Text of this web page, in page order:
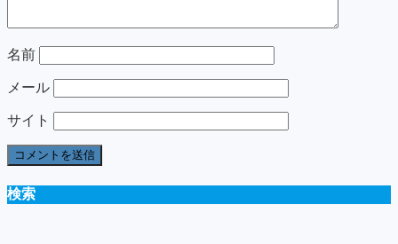
名前
メール
サイト
検索